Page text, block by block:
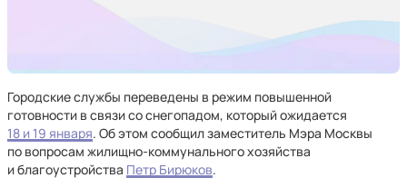
Городские службы переведены в режим повышенной
готовности в связи со снегопадом, который ожидается
18 и 19 января. Об этом сообщил заместитель Мэра Москвы
по вопросам жилищно-коммунального хозяйства
и благоустройства Петр Бирюков.